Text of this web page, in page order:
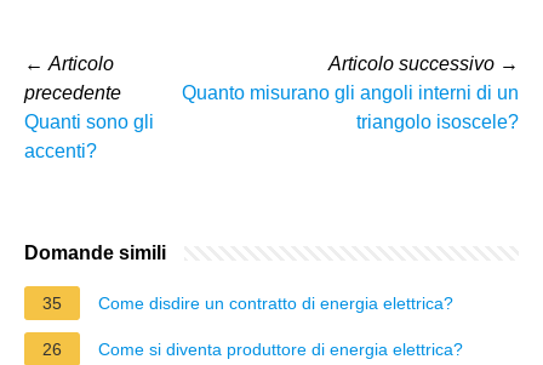
← Articolo
precedente
Quanti sono gli
accenti?
Articolo successivo →
Quanto misurano gli angoli interni di un
triangolo isoscele?
Domande simili
35 Come disdire un contratto di energia elettrica?
26 Come si diventa produttore di energia elettrica?